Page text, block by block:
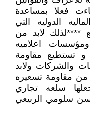
فعلا بمساعدة
الدوليه التي
لابد من
اعلاميه
و تستطيع مقاومة
والشركات ولابد
من مقاومة تسعيره
سلعه تجاري
سلومي الربيعي